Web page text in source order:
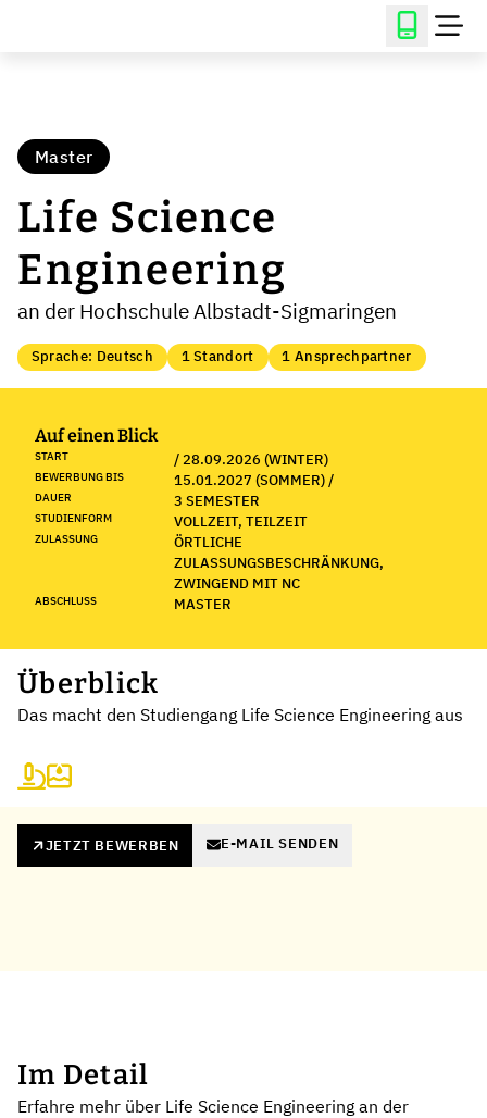
Master
Life Science
Engineering
an der Hochschule Albstadt-Sigmaringen
Sprache: Deutsch 1 Standort 1 Ansprechpartner
Auf einen Blick
START / 28.09.2026 (WINTER)
BEWERBUNG BIS 15.01.2027 (SOMMER) /
DAUER 3 SEMESTER
STUDIENFORM VOLLZEIT, TEILZEIT
ZULASSUNG
ÖRTLICHE
ZULASSUNGSBESCHRÄNKUNG,
ZWINGEND MIT NC
ABSCHLUSS MASTER
Überblick
Das macht den Studiengang Life Science Engineering aus
JETZT BEWERBEN E-MAIL SENDEN
Im Detail
Erfahre mehr über Life Science Engineering an der